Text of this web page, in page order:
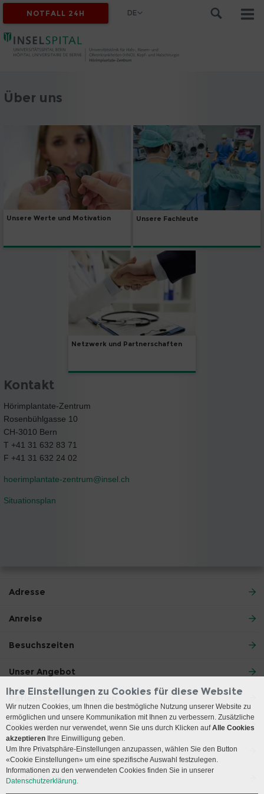
NOTFALL 24H DE
Über uns
Unsere Werte und Motivation Unsere Fachleute
Netzwerk und Partnerschaften
Kontakt
Hörimplantate-Zentrum
Rosenbühlgasse 10
CH-3010 Bern
T +41 31 632 83 71
F +41 31 632 24 02
hoerimplantate-zentrum@insel.ch
Situationsplan
Adresse
Anreise
Besuchszeiten
Unser Angebot
Patienteninformationen
Kontakt
Forschung
Social Media
Ihre Einstellungen zu Cookies für diese Website
Wir nutzen Cookies, um Ihnen die bestmögliche Nutzung unserer Website zu
ermöglichen und unsere Kommunikation mit Ihnen zu verbessern. Zusätzliche
Cookies werden nur verwendet, wenn Sie uns durch Klicken aufAlle Cookies
akzeptieren Ihre Einwilligung geben.
Um Ihre Privatsphäre-Einstellungen anzupassen, wählen Sie den Button
«Cookie Einstellungen» um eine spezifische Auswahl festzulegen.
Informationen zu den verwendeten Cookies finden Sie in unserer
Datenschutzerklärung.